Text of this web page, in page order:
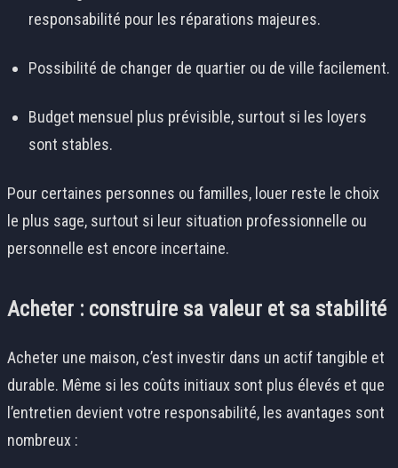
responsabilité pour les réparations majeures.
Possibilité de changer de quartier ou de ville facilement.
Budget mensuel plus prévisible, surtout si les loyers
sont stables.
Pour certaines personnes ou familles, louer reste le choix
le plus sage, surtout si leur situation professionnelle ou
personnelle est encore incertaine.
Acheter : construire sa valeur et sa stabilité
Acheter une maison, c’est investir dans un actif tangible et
durable. Même si les coûts initiaux sont plus élevés et que
l’entretien devient votre responsabilité, les avantages sont
nombreux :